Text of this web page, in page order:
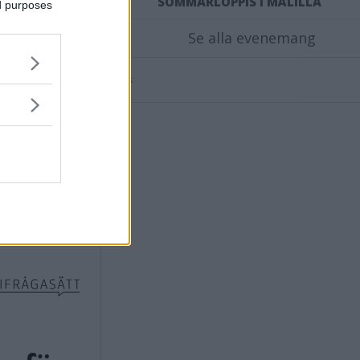
purposes
Se alla evenemang
Annons: